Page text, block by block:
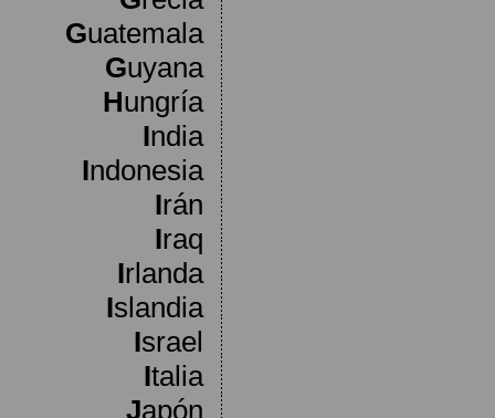
Guatemala
Guyana
Hungría
India
Indonesia
Irán
Iraq
Irlanda
Islandia
Israel
Italia
Japón